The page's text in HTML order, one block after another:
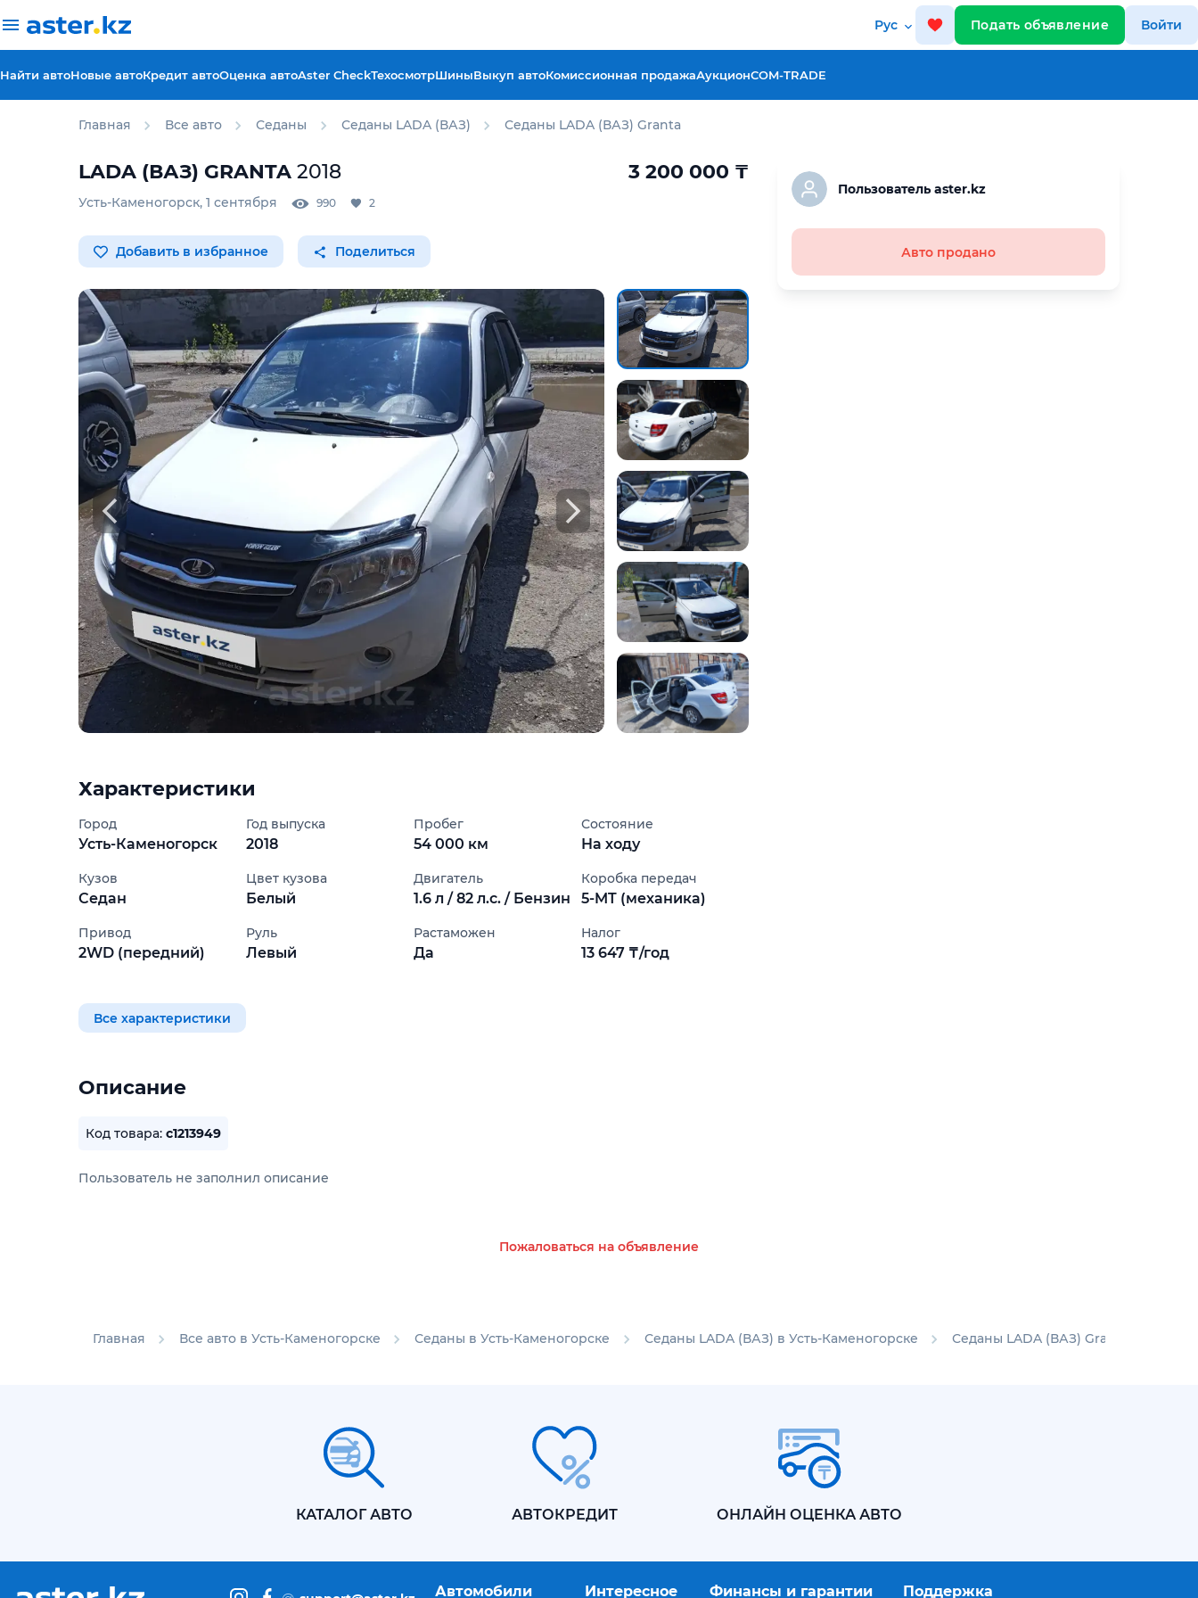
Рус Подать объявление Войти
Найти автоНовые автоКредит автоОценка автоAster CheckТехосмотрШиныВыкуп автоКомиссионная продажаАукционCOM-TRADE
Главная Все авто Седаны Седаны LADA (ВАЗ) Седаны LADA (ВАЗ) Granta
LADA (ВАЗ) GRANTA 2018 3 200 000 ₸
Усть-Каменогорск, 1 сентября 990 2
Добавить в избранное Поделиться
Характеристики
Город
Усть-Каменогорск
Год выпуска
2018
Пробег
54 000 км
Состояние
На ходу
Кузов
Седан
Цвет кузова
Белый
Двигатель
1.6 л / 82 л.с. / Бензин
Коробка передач
5-MT (механика)
Привод
2WD (передний)
Руль
Левый
Растаможен
Да
Налог
13 647 ₸/год
Все характеристики
Описание
Код товара: c1213949
Пользователь не заполнил описание
Пользователь aster.kz
Авто продано
Пожаловаться на объявление
Главная Все авто в Усть-Каменогорске Седаны в Усть-Каменогорске Седаны LADA (ВАЗ) в Усть-Каменогорске Седаны LADA (ВАЗ) Granta в Усть-
КАТАЛОГ АВТО АВТОКРЕДИТ ОНЛАЙН ОЦЕНКА АВТО
Автомобили Интересное Финансы и гарантии Поддержка